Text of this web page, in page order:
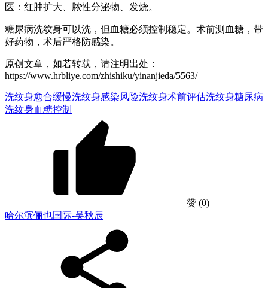
医：红肿扩大、脓性分泌物、发烧。
糖尿病洗纹身可以洗，但血糖必须控制稳定。术前测血糖，带
好药物，术后严格防感染。
原创文章，如若转载，请注明出处：
https://www.hrbliye.com/zhishiku/yinanjieda/5563/
洗纹身愈合缓慢洗纹身感染风险洗纹身术前评估洗纹身糖尿病
洗纹身血糖控制
赞 (0)
哈尔滨俪也国际-吴秋辰